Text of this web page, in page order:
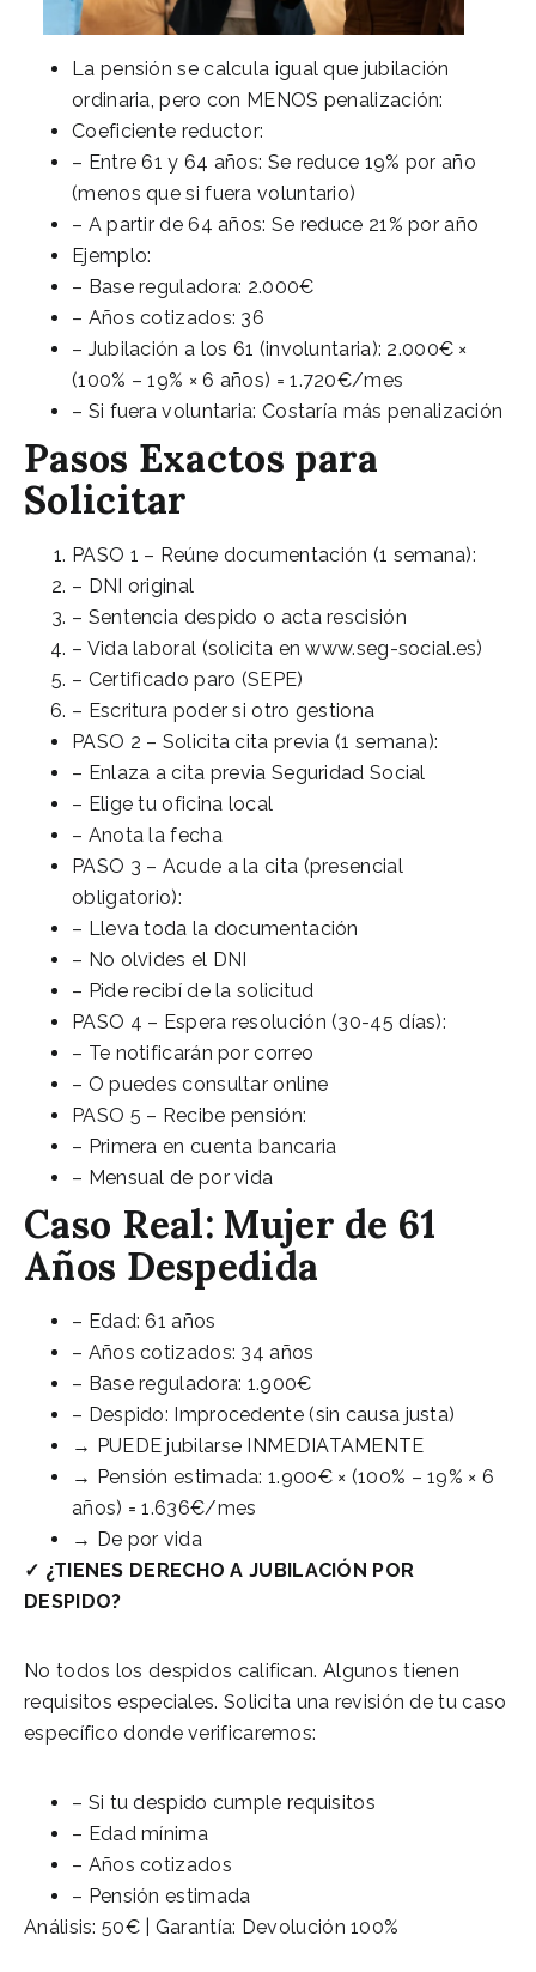
La pensión se calcula igual que jubilación
ordinaria, pero con MENOS penalización:
Coeficiente reductor:
– Entre 61 y 64 años: Se reduce 19% por año
(menos que si fuera voluntario)
– A partir de 64 años: Se reduce 21% por año
Ejemplo:
– Base reguladora: 2.000€
– Años cotizados: 36
– Jubilación a los 61 (involuntaria): 2.000€ ×
(100% – 19% × 6 años) = 1.720€/mes
– Si fuera voluntaria: Costaría más penalización
Pasos Exactos para
Solicitar
PASO 1 – Reúne documentación (1 semana):
– DNI original
– Sentencia despido o acta rescisión
– Vida laboral (solicita en www.seg-social.es)
– Certificado paro (SEPE)
– Escritura poder si otro gestiona
PASO 2 – Solicita cita previa (1 semana):
– Enlaza a cita previa Seguridad Social
– Elige tu oficina local
– Anota la fecha
PASO 3 – Acude a la cita (presencial
obligatorio):
– Lleva toda la documentación
– No olvides el DNI
– Pide recibí de la solicitud
PASO 4 – Espera resolución (30-45 días):
– Te notificarán por correo
– O puedes consultar online
PASO 5 – Recibe pensión:
– Primera en cuenta bancaria
– Mensual de por vida
Caso Real: Mujer de 61
Años Despedida
– Edad: 61 años
– Años cotizados: 34 años
– Base reguladora: 1.900€
– Despido: Improcedente (sin causa justa)
→ PUEDE jubilarse INMEDIATAMENTE
→ Pensión estimada: 1.900€ × (100% – 19% × 6
años) = 1.636€/mes
→ De por vida
✓ ¿TIENES DERECHO A JUBILACIÓN POR
DESPIDO?
No todos los despidos califican. Algunos tienen
requisitos especiales. Solicita una revisión de tu caso
específico donde verificaremos:
– Si tu despido cumple requisitos
– Edad mínima
– Años cotizados
– Pensión estimada
Análisis: 50€ | Garantía: Devolución 100%